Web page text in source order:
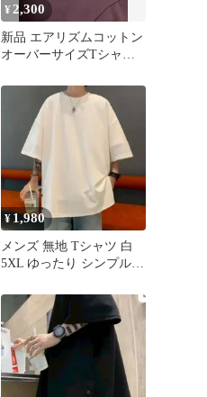
¥ 2,300
新品 エアリズムコットン
オーバーサイズTシャツ/5
紫
¥1,980
メンズ 無地 Tシャツ 白
5XL ゆったり シンプル